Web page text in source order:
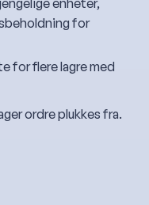
enheter,
for
for flere lagre med
ordre plukkes fra.